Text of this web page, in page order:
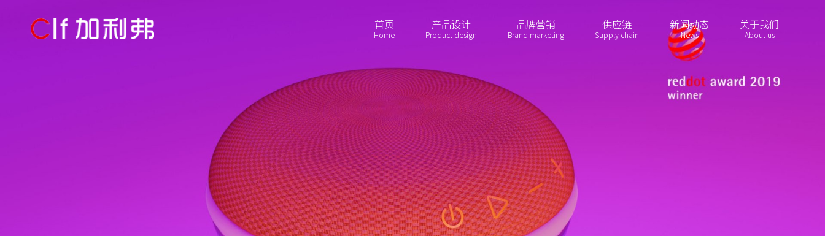
首页
Home
产品设计
Product design
品牌营销
Brand marketing
供应链
Supply chain
新闻动态
News
关于我们
About us